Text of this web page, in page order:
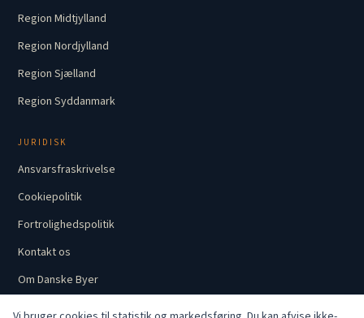
Region Midtjylland
Region Nordjylland
Region Sjælland
Region Syddanmark
JURIDISK
Ansvarsfraskrivelse
Cookiepolitik
Fortrolighedspolitik
Kontakt os
Om Danske Byer